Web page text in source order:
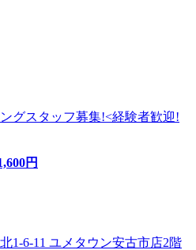
グスタッフ募集!<経験者歓迎!
円
1-6-11 ユメタウン安古市店2階